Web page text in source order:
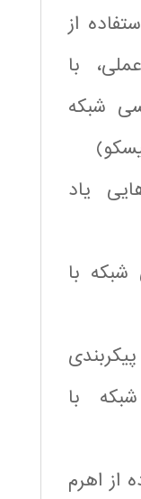
از
با
شبکه
یاد
شبکه با
با
از اهرم